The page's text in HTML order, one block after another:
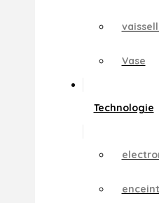
Vase
Technologie